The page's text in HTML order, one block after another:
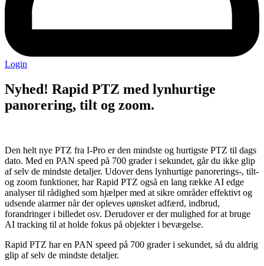
Login
Nyhed! Rapid PTZ med lynhurtige
panorering, tilt og zoom.
Den helt nye PTZ fra I-Pro er den mindste og hurtigste PTZ til dags
dato. Med en PAN speed på 700 grader i sekundet, går du ikke glip
af selv de mindste detaljer. Udover dens lynhurtige panorerings-, tilt-
og zoom funktioner, har Rapid PTZ også en lang række AI edge
analyser til rådighed som hjælper med at sikre områder effektivt og
udsende alarmer når der opleves uønsket adfærd, indbrud,
forandringer i billedet osv. Derudover er der mulighed for at bruge
AI tracking til at holde fokus på objekter i bevægelse.
Rapid PTZ har en PAN speed på 700 grader i sekundet, så du aldrig
glip af selv de mindste detaljer.